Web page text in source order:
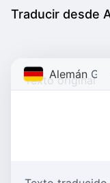
Traducir desde
Alemán